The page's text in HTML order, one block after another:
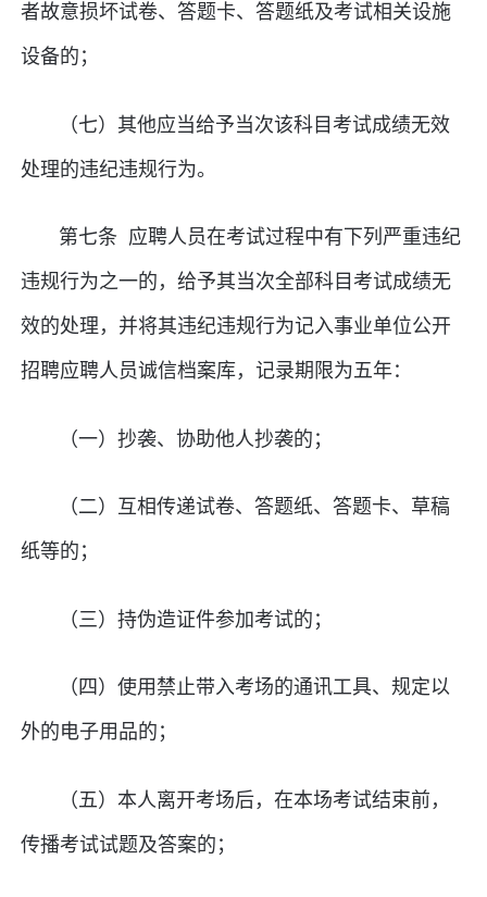
者故意损坏试卷、答题卡、答题纸及考试相关设施
设备的；
（七）其他应当给予当次该科目考试成绩无效
处理的违纪违规行为。
第七条 应聘人员在考试过程中有下列严重违纪
违规行为之一的，给予其当次全部科目考试成绩无
效的处理，并将其违纪违规行为记入事业单位公开
招聘应聘人员诚信档案库，记录期限为五年：
（一）抄袭、协助他人抄袭的；
（二）互相传递试卷、答题纸、答题卡、草稿
纸等的；
（三）持伪造证件参加考试的；
（四）使用禁止带入考场的通讯工具、规定以
外的电子用品的；
（五）本人离开考场后，在本场考试结束前，
传播考试试题及答案的；